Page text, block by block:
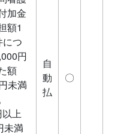
加金
額1
つ
円
額
未満
上
未満
自
動
払
〇